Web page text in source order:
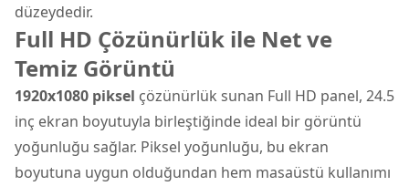
düzeydedir.
Full HD Çözünürlük ile Net ve
Temiz Görüntü
1920x1080 piksel çözünürlük sunan Full HD panel, 24.5
inç ekran boyutuyla birleştiğinde ideal bir görüntü
yoğunluğu sağlar. Piksel yoğunluğu, bu ekran
boyutuna uygun olduğundan hem masaüstü kullanımı